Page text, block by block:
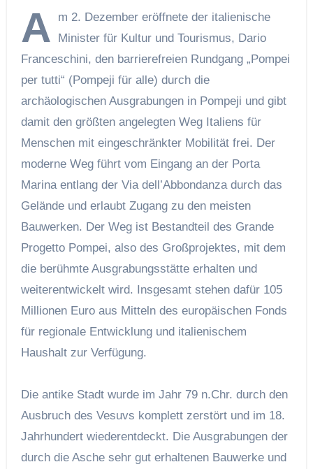
A
m 2. Dezember eröffnete der italienische
Minister für Kultur und Tourismus, Dario
Franceschini, den barrierefreien Rundgang „Pompei
per tutti“ (Pompeji für alle) durch die
archäologischen Ausgrabungen in Pompeji und gibt
damit den größten angelegten Weg Italiens für
Menschen mit eingeschränkter Mobilität frei. Der
moderne Weg führt vom Eingang an der Porta
Marina entlang der Via dell’Abbondanza durch das
Gelände und erlaubt Zugang zu den meisten
Bauwerken. Der Weg ist Bestandteil des Grande
Progetto Pompei, also des Großprojektes, mit dem
die berühmte Ausgrabungsstätte erhalten und
weiterentwickelt wird. Insgesamt stehen dafür 105
Millionen Euro aus Mitteln des europäischen Fonds
für regionale Entwicklung und italienischem
Haushalt zur Verfügung.
Die antike Stadt wurde im Jahr 79 n.Chr. durch den
Ausbruch des Vesuvs komplett zerstört und im 18.
Jahrhundert wiederentdeckt. Die Ausgrabungen der
durch die Asche sehr gut erhaltenen Bauwerke und